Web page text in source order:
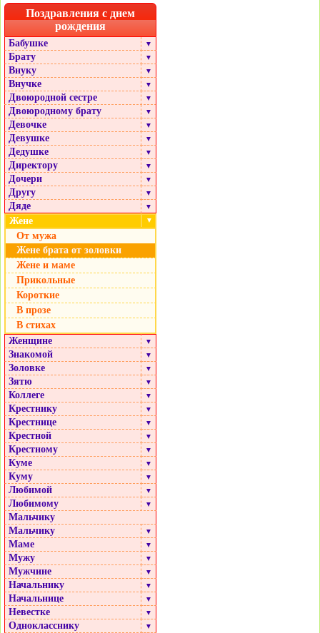
Поздравления с днем
рождения
Бабушке ▼
Брату ▼
Внуку ▼
Внучке ▼
Двоюродной сестре ▼
Двоюродному брату ▼
Девочке ▼
Девушке ▼
Дедушке ▼
Директору ▼
Дочери ▼
Другу ▼
Дяде ▼
Жене ▼
От мужа
Жене брата от золовки
Жене и маме
Прикольные
Короткие
В прозе
В стихах
Женщине
▼
Знакомой ▼
Золовке ▼
Зятю ▼
Коллеге ▼
Крестнику ▼
Крестнице ▼
Крестной ▼
Крестному ▼
Куме ▼
Куму ▼
Любимой ▼
Любимому ▼
Мальчику
Мальчику
▼
Маме ▼
Мужу ▼
Мужчине ▼
Начальнику ▼
Начальнице ▼
Невестке ▼
Однокласснику ▼